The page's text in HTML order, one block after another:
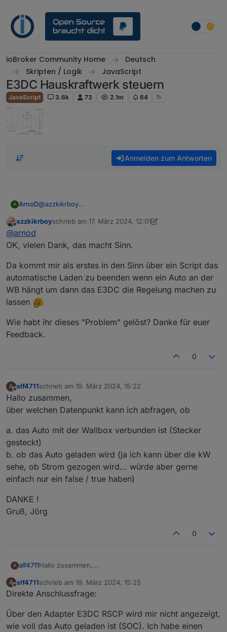
ioBroker Community Home
Deutsch
Skripten / Logik
JavaScript
E3DC Hauskraftwerk steuern
JavaScript 3.6k 73 2.1m 64
Anmelden zum Antworten
A ArnoD@azzkikrboy
Das Problem ist einfach das von Script Charge Control
Die Leistung für die Wallbox wird als Hausverbrauch
einfach vom Überschuss abgezogen und der Rest in die
Batterie geladen.
Beim Hauskraftwerk passiert das gleiche, da wird der
Überschuss für die Wallbox verwendet, ohne dass die
Laderegelung von Charge Control berücksichtigt wird.
Das bedeutet, dass zwei Steuerungen versuchen den
funktionieren kann.
Das war auch der Grund, warum ich ein eigenes Script
für die Wallbox erstellt habe.
die Wallbox über den Adapter e3dc-rscp zu regeln, was
in Angriff zu nehmen.
Offline
azzkikrboyschrieb am 17. März 2024, 12:01
zuletzt editiert von azzkikrboy
@arnod
OK, vielen Dank, das macht Sinn.
Da kommt mir als erstes in den Sinn über ein Script das
automatische Laden zu beenden wenn ein Auto an der
WB hängt um dann das E3DC die Regelung machen zu
lassen
Wie habt ihr dieses "Problem" gelöst? Danke für euer
Feedback.
0
A
Offline
alf4711schrieb am 19. März 2024, 15:22
zuletzt editiert von
Hallo zusammen,
über welchen Datenpunkt kann ich abfragen, ob
a. das Auto mit der Wallbox verbunden ist (Stecker
gesteckt)
b. ob das Auto geladen wird (ja ich kann über die kW
sehe, ob Strom gezogen wird... würde aber gerne
einfach nur ein false / true haben)
DANKE !
Gruß, Jörg
0
A alf4711Hallo zusammen,
a. das Auto mit der Wallbox verbunden ist (Stecker
gesteckt)
sehe, ob Strom gezogen wird... würde aber gerne
einfach nur ein false / true haben)
Gruß, Jörg
A
Offline
alf4711schrieb am 19. März 2024, 15:25
zuletzt editiert von
Direkte Anschlussfrage:
Über den Adapter E3DC RSCP wird mir nicht angezeigt,
wie voll das Auto geladen ist (SOC). Ich habe einen